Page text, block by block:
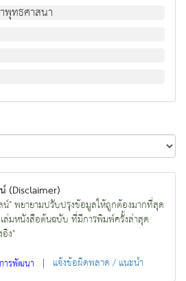
พุทธศาสนา
(Disclaimer)
" พยายามปรับปรุงข้อมูลให้ถูกต้องมากที่สุด
มหนังสือต้นฉบับ ที่มีการพิมพ์ครั้งล่าสุด
ง"
ารพัฒนา | แจ้งข้อผิดพลาด / แนะนำ